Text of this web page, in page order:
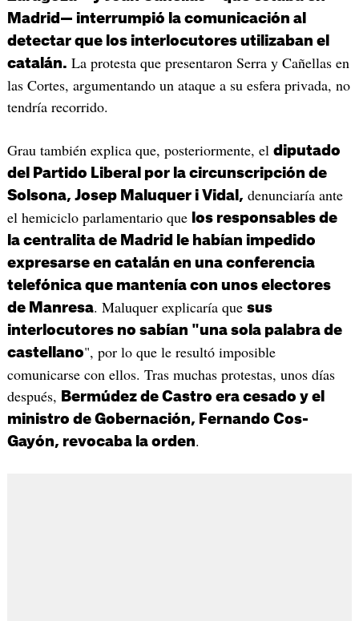
Madrid— interrumpió la comunicación al
detectar que los interlocutores utilizaban el
catalán. La protesta que presentaron Serra y Cañellas en
las Cortes, argumentando un ataque a su esfera privada, no
tendría recorrido.
Grau también explica que, posteriormente, el diputado
del Partido Liberal por la circunscripción de
Solsona, Josep Maluquer i Vidal, denunciaría ante
el hemiciclo parlamentario que los responsables de
la centralita de Madrid le habían impedido
expresarse en catalán en una conferencia
telefónica que mantenía con unos electores
de Manresa. Maluquer explicaría que sus
interlocutores no sabían "una sola palabra de
castellano", por lo que le resultó imposible
comunicarse con ellos. Tras muchas protestas, unos días
después,
Bermúdez de Castro era cesado y el
ministro de Gobernación, Fernando Cos-
Gayón, revocaba la orden.